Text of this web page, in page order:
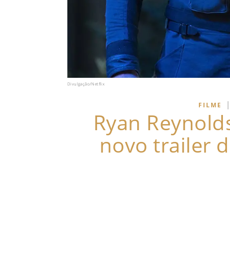
Divulgação/Netflix
FILME |
Ryan
novo trailer